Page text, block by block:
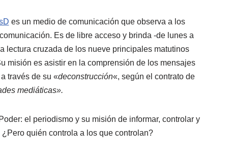
es un medio de comunicación que observa a los
Es de libre acceso y brinda -de lunes a
lectura cruzada de los nueve principales matutinos
misión es asistir en la comprensión de los mensajes
través de su «deconstrucción«, según el contrato de
mediáticas».
el periodismo y su misión de informar, controlar y
quién controla a los que controlan?